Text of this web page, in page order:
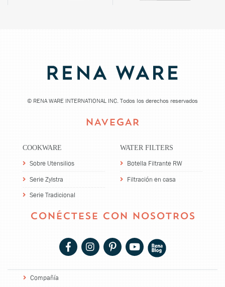
© RENA WARE INTERNATIONAL INC. Todos los derechos reservados
NAVEGAR
COOKWARE
Sobre Utensilios
Serie Zylstra
Serie Tradicional
WATER FILTERS
Botella Filtrante RW
Filtración en casa
CONÉCTESE CON NOSOTROS
Compañía